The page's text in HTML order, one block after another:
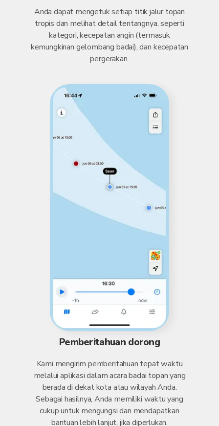
Anda dapat mengetuk setiap titik jalur topan
tropis dan melihat detail tentangnya, seperti
kategori, kecepatan angin (termasuk
kemungkinan gelombang badai), dan kecepatan
pergerakan.
Pemberitahuan dorong
Kami mengirim pemberitahuan tepat waktu
melalui aplikasi dalam acara badai topan yang
berada di dekat kota atau wilayah Anda.
Sebagai hasilnya, Anda memiliki waktu yang
cukup untuk mengungsi dan mendapatkan
bantuan lebih lanjut, jika diperlukan.